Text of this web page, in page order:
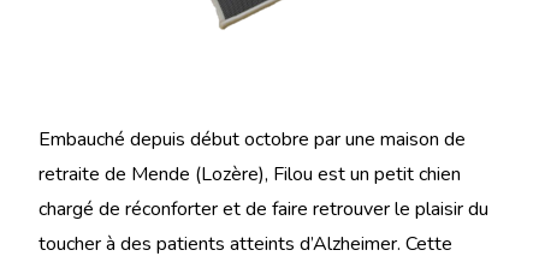
Embauché depuis début octobre par une maison de
retraite de Mende (Lozère), Filou est un petit chien
chargé de réconforter et de faire retrouver le plaisir du
toucher à des patients atteints d’Alzheimer. Cette